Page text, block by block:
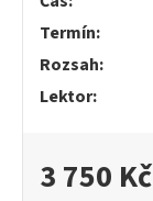
Termín:
Rozsah:
Lektor:
3 750 Kč